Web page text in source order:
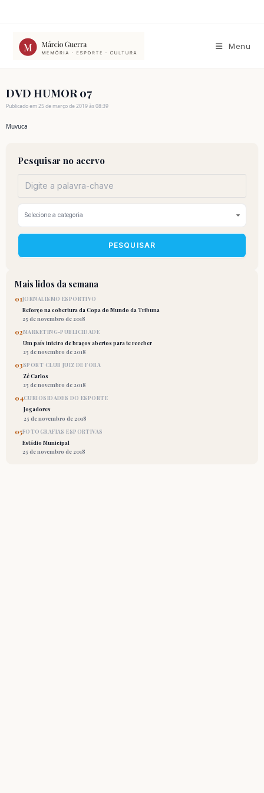
conteúdo
Menu
DVD HUMOR 07
Publicado em 25 de março de 2019 às 08:39
Muvuca
Pesquisar no acervo
PESQUISAR
Mais lidos da semana
01JORNALISMO ESPORTIVO
Reforço na cobertura da Copa do Mundo da Tribuna
25 de novembro de 2018
02MARKETING-PUBLICIDADE
Um país inteiro de braços abertos para te receber
25 de novembro de 2018
03SPORT CLUB JUIZ DE FORA
Zé Carlos
25 de novembro de 2018
04CURIOSIDADES DO ESPORTE
Jogadores
25 de novembro de 2018
05FOTOGRAFIAS ESPORTIVAS
Estádio Municipal
25 de novembro de 2018